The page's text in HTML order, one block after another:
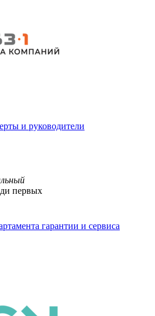
и руководители
первых
гарантии и сервиса